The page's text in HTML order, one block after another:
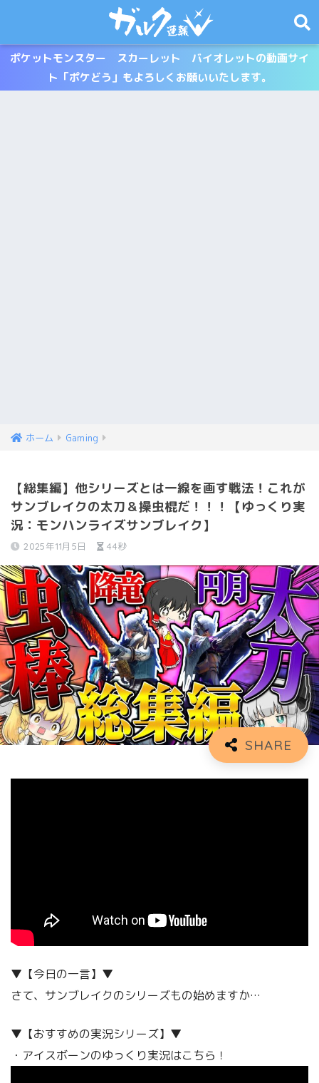
ポケットモンスター スカーレット バイオレットの動画サイ
ト「ポケどう」もよろしくお願いいたします。
ホーム Gaming
【総集編】他シリーズとは一線を画す戦法！これが
サンブレイクの太刀＆操虫棍だ！！！【ゆっくり実
況：モンハンライズサンブレイク】
2025年11月5日 44秒
▼【今日の一言】▼
さて、サンブレイクのシリーズもの始めますか…
▼【おすすめの実況シリーズ】▼
・アイスボーンのゆっくり実況はこちら！